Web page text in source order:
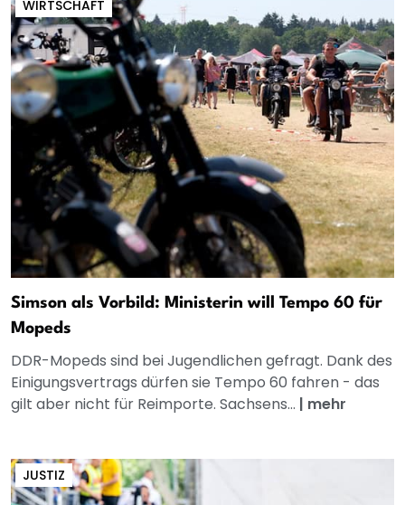
WIRTSCHAFT
Simson als Vorbild: Ministerin will Tempo 60 für
Mopeds
DDR-Mopeds sind bei Jugendlichen gefragt. Dank des
Einigungsvertrags dürfen sie Tempo 60 fahren - das
gilt aber nicht für Reimporte. Sachsens... | mehr
JUSTIZ